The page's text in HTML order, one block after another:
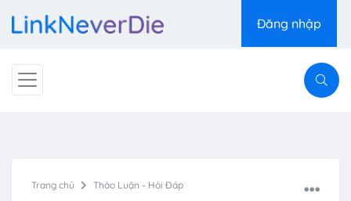
Đăng nhập
Trang chủ Thảo Luận - Hỏi Đáp